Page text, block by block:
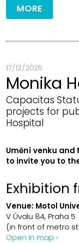
MORE
17 / 12 / 2025
Monika
Capacitas
projects for
Hospital
Umění venku and
to invite you to
Exhibition
Venue: Motol
V Úvalu 84, Praha 5
(in front of metro
Open in map ›